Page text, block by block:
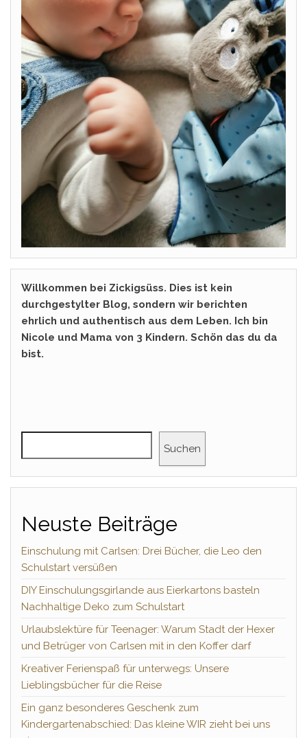
Willkommen bei Zickigsüss. Dies ist kein
durchgestylter Blog, sondern wir berichten
ehrlich und authentisch aus dem Leben. Ich bin
Nicole und Mama von 3 Kindern. Schön das du da
bist.
Suchen
Neuste Beiträge
Einschulung mit Carlsen: Drei Bücher, die Leo den
Schulstart versüßen
DIY Einschulungsgirlande aus Eierkartons basteln
Nachhaltige Deko zum Schulstart
Urlaubslektüre für Teenager: Warum Stadt der Hexer
und Betrüger von Carlsen mit in den Koffer darf
Kreativer Ferienspaß für unterwegs: Unsere
Lieblingsbücher für die Reise
Ein ganz besonderes Geschenk zum
Kindergartenabschied: Das kleine WIR zieht bei uns